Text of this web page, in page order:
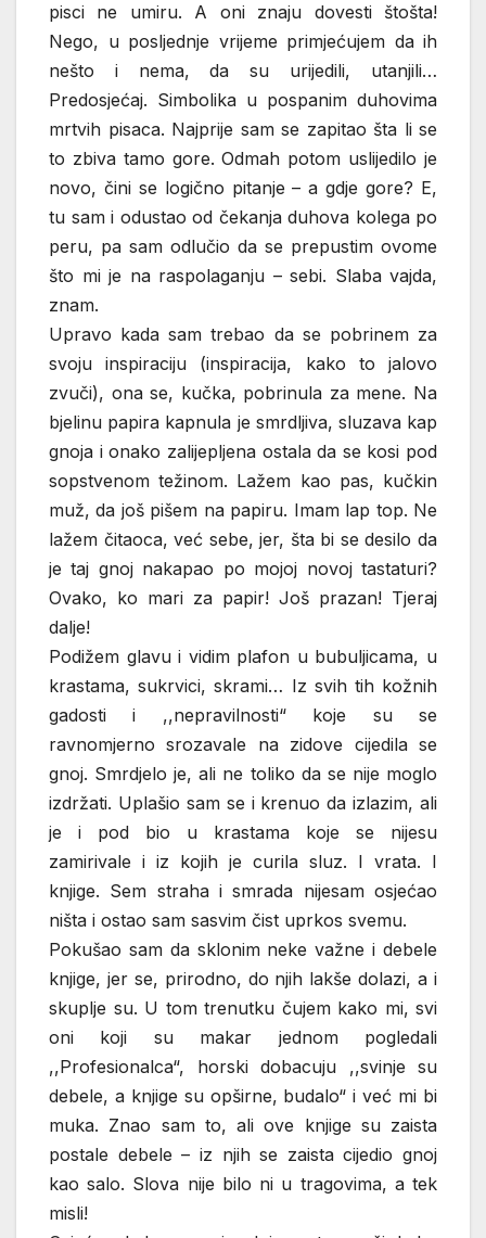
pisci ne umiru. A oni znaju dovesti štošta!
Nego, u posljednje vrijeme primjećujem da ih
nešto i nema, da su urijedili, utanjili…
Predosjećaj. Simbolika u pospanim duhovima
mrtvih pisaca. Najprije sam se zapitao šta li se
to zbiva tamo gore. Odmah potom uslijedilo je
novo, čini se logično pitanje – a gdje gore? E,
tu sam i odustao od čekanja duhova kolega po
peru, pa sam odlučio da se prepustim ovome
što mi je na raspolaganju – sebi. Slaba vajda,
znam.
Upravo kada sam trebao da se pobrinem za
svoju inspiraciju (inspiracija, kako to jalovo
zvuči), ona se, kučka, pobrinula za mene. Na
bjelinu papira kapnula je smrdljiva, sluzava kap
gnoja i onako zalijepljena ostala da se kosi pod
sopstvenom težinom. Lažem kao pas, kučkin
muž, da još pišem na papiru. Imam lap top. Ne
lažem čitaoca, već sebe, jer, šta bi se desilo da
je taj gnoj nakapao po mojoj novoj tastaturi?
Ovako, ko mari za papir! Još prazan! Tjeraj
dalje!
Podižem glavu i vidim plafon u bubuljicama, u
krastama, sukrvici, skrami… Iz svih tih kožnih
gadosti i ,,nepravilnosti“ koje su se
ravnomjerno srozavale na zidove cijedila se
gnoj. Smrdjelo je, ali ne toliko da se nije moglo
izdržati. Uplašio sam se i krenuo da izlazim, ali
je i pod bio u krastama koje se nijesu
zamirivale i iz kojih je curila sluz. I vrata. I
knjige. Sem straha i smrada nijesam osjećao
ništa i ostao sam sasvim čist uprkos svemu.
Pokušao sam da sklonim neke važne i debele
knjige, jer se, prirodno, do njih lakše dolazi, a i
skuplje su. U tom trenutku čujem kako mi, svi
oni koji su makar jednom pogledali
,,Profesionalca“, horski dobacuju ,,svinje su
debele, a knjige su opširne, budalo“ i već mi bi
muka. Znao sam to, ali ove knjige su zaista
postale debele – iz njih se zaista cijedio gnoj
kao salo. Slova nije bilo ni u tragovima, a tek
misli!